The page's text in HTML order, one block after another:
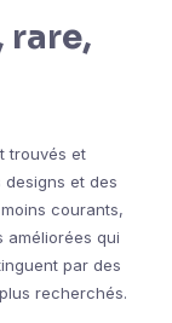
rare,
trouvés et
et des
courants,
améliorées qui
par des
recherchés.